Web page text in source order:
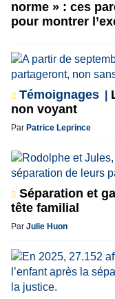
norme » : ces
pour montrer
Témoignages
non voyant
Par Patrice Leprince
Séparation et
tête familial
Par Julie Huon